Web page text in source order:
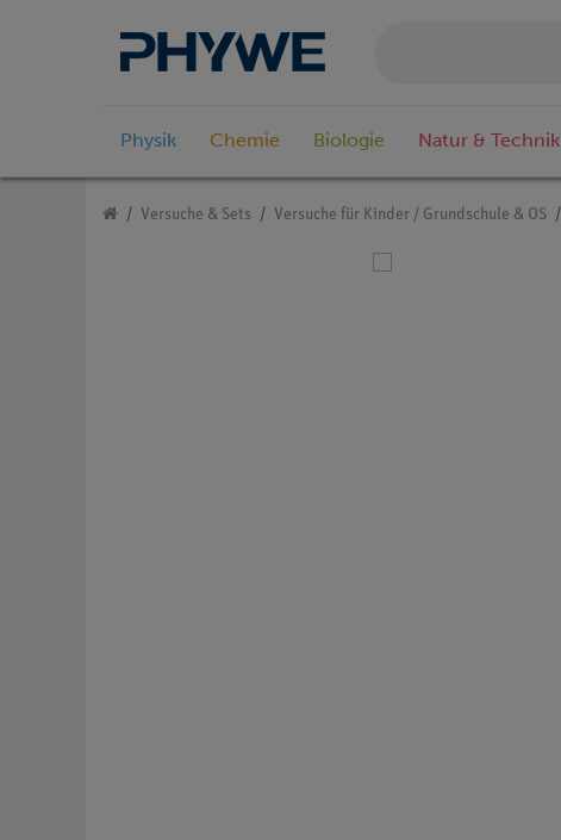
Physik Chemie Biologie Natur & Technik
Versuche & Sets Versuche für Kinder / Grundschule & OS